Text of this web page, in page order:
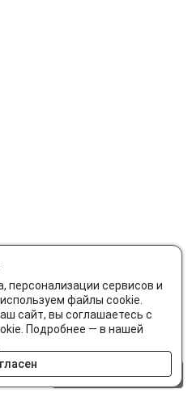
персонализации сервисов и
файлы cookie.
сайт, вы соглашаетесь с
Подробнее — в нашей